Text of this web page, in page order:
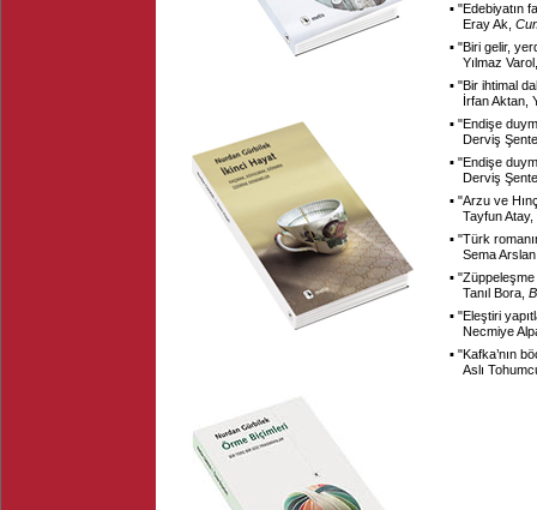
▪ "Edebiyatın
Eray Ak,
▪ "Biri gelir,
Yılmaz
▪ "Bir ihtimal
İrfan Aktan,
▪ "Endişe
Derviş
▪ "Endişe
Derviş
▪ "Arzu ve
Tayfun Atay,
▪ "Türk
Sema
▪ "
Tanıl Bora,
▪ "Eleştiri
Necmiye
▪ "Kafka’nın
Aslı